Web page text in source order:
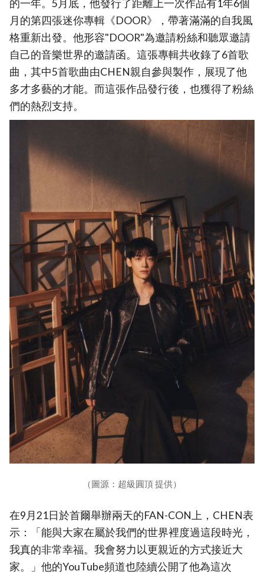
的一年。5月底，他發行了距離上一次作品有1年6個
月的第四張迷你專輯《DOOR》，帶著滿滿的自我風
格重新出發。他形容"DOOR"為邀請粉絲和聽眾邀請
自己的音樂世界的邀請函。這張專輯共收錄了6首歌
曲，其中5首歌曲由CHEN親自參與製作，展現了他
多才多藝的才能。而這張作品發行後，也獲得了粉絲
們的熱烈支持。
（圖源：超級圓頂 提供）
在9月21日於首爾舉辦兩天的FAN-CON上，CHEN表
示：「能與大家在屬於我們的世界裡度過這段時光，
我真的非常幸福。我會努力以更親近的方式接近大
家。」他的YouTube頻道也陸續公開了他為這次